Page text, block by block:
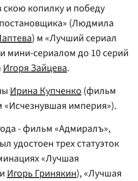
копилку и победу
(Людмила
) м «Лучший сериал
мини-сериалом до 10 серий
Игоря Зайцева.
Ирина Купченко(фильм
империя»).
- фильм «Адмиралъ»,
удостоен трех статуэток
«Лучшая
иИгорь Гринякин), «Лучшая